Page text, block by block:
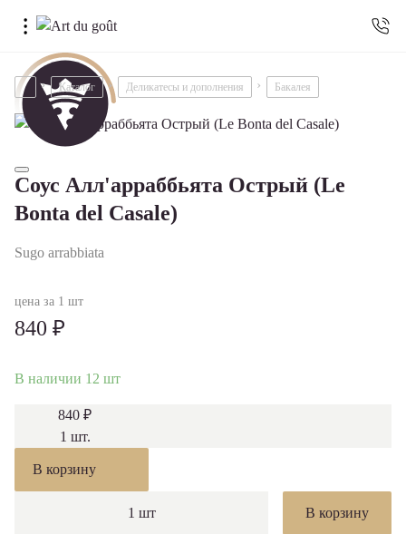
Каталог Деликатесы и дополнения Бакалея
Соус Алл'арраббьята Острый (Le
Bonta del Casale)
Sugo arrabbiata
цена за 1 шт
840 ₽
В наличии 12 шт
840 ₽
1 шт.
В корзину
1 шт В корзину